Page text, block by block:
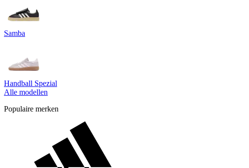
Samba
Handball Spezial
Alle modellen
Populaire merken